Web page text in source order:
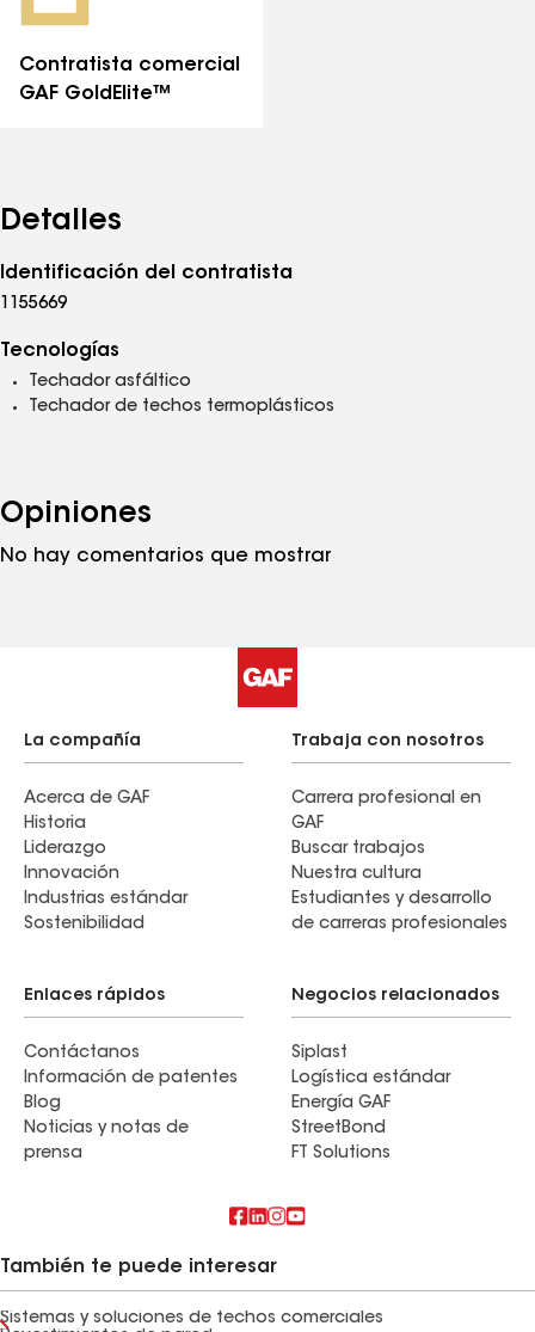
Contratista comercial
GAF GoldElite™
Detalles
Identificación del contratista
1155669
Tecnologías
Techador asfáltico
Techador de techos termoplásticos
Opiniones
No hay comentarios que mostrar
La compañía
Acerca de GAF
Historia
Liderazgo
Innovación
Industrias estándar
Sostenibilidad
Trabaja con nosotros
Carrera profesional en
GAF
Buscar trabajos
Nuestra cultura
Estudiantes y desarrollo
de carreras profesionales
Enlaces rápidos
Contáctanos
Información de patentes
Blog
Noticias y notas de
prensa
Negocios relacionados
Siplast
Logística estándar
Energía GAF
StreetBond
FT Solutions
También te puede interesar
Sistemas y soluciones de techos comerciales